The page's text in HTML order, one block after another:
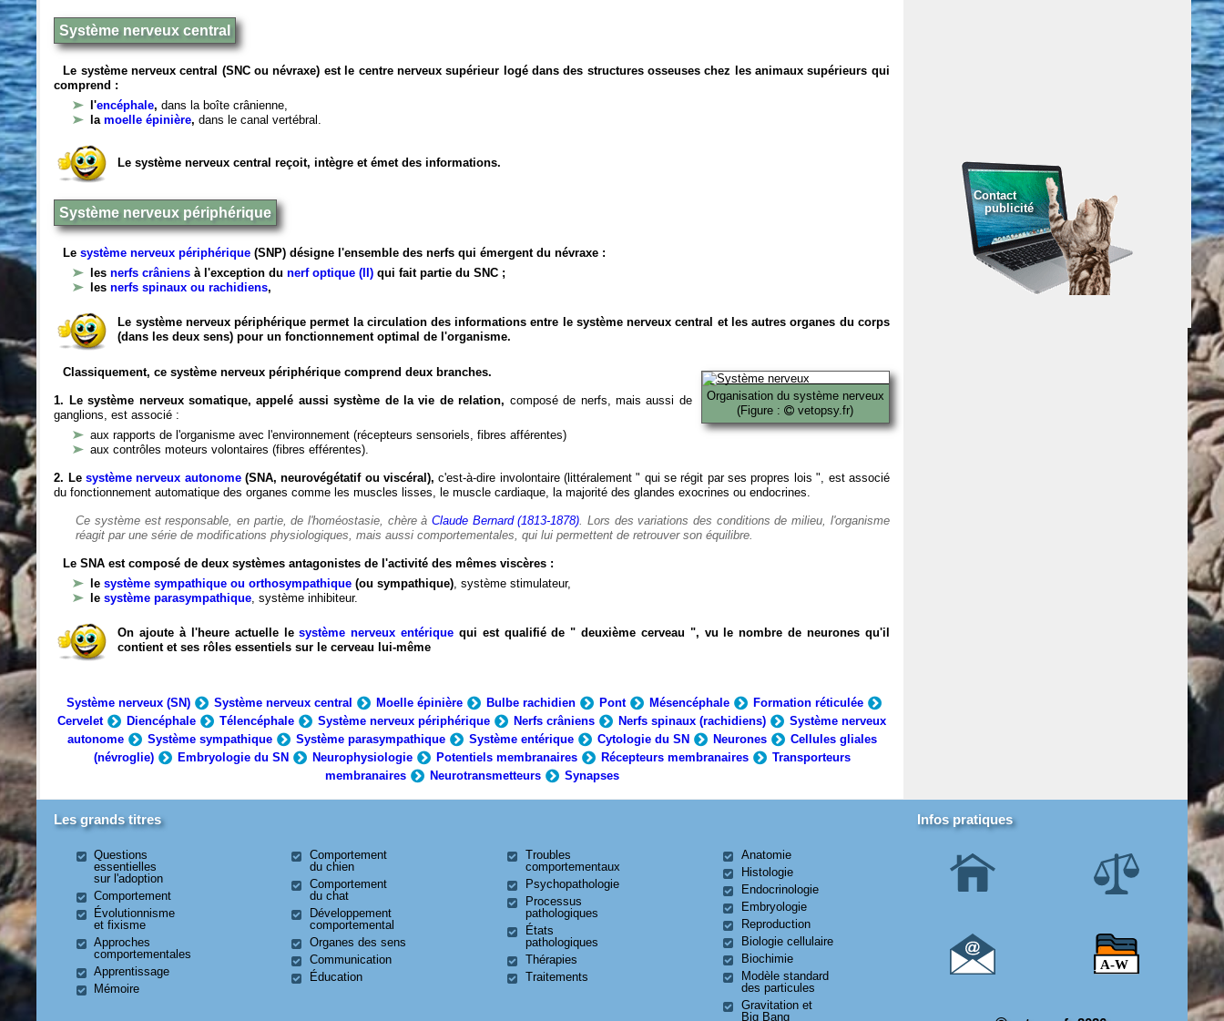
Système nerveux central
Le système nerveux central (SNC ou névraxe) est le centre nerveux supérieur logé dans des structures osseuses chez les animaux supérieurs qui
comprend :
l'encéphale,dans la boîte crânienne,
lamoelle épinière,dans le canal vertébral.
Le système nerveux central reçoit, intègre et émet des informations.
Système nerveux périphérique
Lesystème nerveux périphérique (SNP) désigne l'ensemble des nerfs qui émergent du névraxe :
lesnerfs crâniens à l'exception du nerf optique (II) qui fait partie du SNC ;
lesnerfs spinaux ou rachidiens,
Le système nerveux périphérique permet la circulation des informations entre le système nerveux central et les autres organes du corps
(dans les deux sens) pour un fonctionnement optimal de l'organisme.
Organisation du système nerveux
(Figure :
vetopsy.fr)
Classiquement, ce système nerveux périphérique comprend deux branches.
1. Le système nerveux somatique, appelé aussi système de la vie de relation, composé de nerfs, mais aussi de
ganglions, est associé :
aux rapports de l'organisme avec l'environnement (récepteurs sensoriels, fibres afférentes)
aux contrôles moteurs volontaires (fibres efférentes).
2. Le système nerveux autonome(SNA, neurovégétatif ou viscéral), c'est-à-dire involontaire (littéralement " qui se régit par ses propres lois ", est associé
du fonctionnement automatique des organes comme les muscles lisses, le muscle cardiaque, la majorité des glandes exocrines ou endocrines.
Ce système est responsable, en partie, de l'homéostasie, chère àClaude Bernard (1813-1878). Lors des variations des conditions de milieu, l'organisme
réagit par une série de modifications physiologiques, mais aussi comportementales, qui lui permettent de retrouver son équilibre.
Le SNA est composé de deux systèmes antagonistes de l'activité des mêmes viscères :
lesystème sympathique ou orthosympathique (ou sympathique), système stimulateur,
lesystème parasympathique, système inhibiteur.
On ajoute à l'heure actuelle lesystème nerveux entérique qui est qualifié de " deuxième cerveau ", vu le nombre de neurones qu'il
contient et ses rôles essentiels sur le cerveau lui-même
Système nerveux (SN) Système nerveux central Moelle épinière Bulbe rachidien Pont Mésencéphale
Formation réticulée
Cervelet
Diencéphale Télencéphale Système nerveux périphérique Nerfs crâniens Nerfs spinaux (rachidiens)
Système nerveux
autonome
Système sympathique Système parasympathique Système entérique Cytologie du SN Neurones
Cellules gliales
(névroglie)
Embryologie du SN Neurophysiologie Potentiels membranaires Récepteurs membranaires
Transporteurs
membranaires
Neurotransmetteurs Synapses
Contact
publicité
Les grands titres
Questions
essentielles
sur l'adoption
Comportement
Évolutionnisme
et fixisme
Approches
comportementales
Apprentissage
Mémoire
Comportement
du chien
Comportement
du chat
Développement
comportemental
Organes des sens
Communication
Éducation
Troubles
comportementaux
Psychopathologie
Processus
pathologiques
États
pathologiques
Thérapies
Traitements
Anatomie
Histologie
Endocrinologie
Embryologie
Reproduction
Biologie cellulaire
Biochimie
Modèle standard
des particules
Gravitation et
Big Bang
Infos pratiques